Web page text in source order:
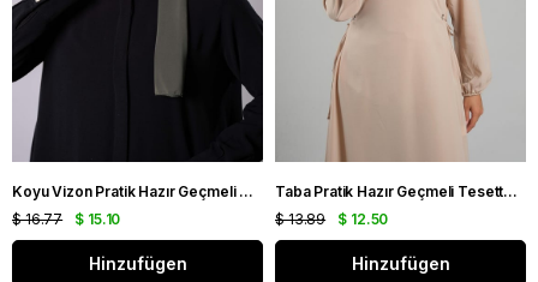
Koyu Vizon Pratik Hazır Geçmeli Tesettür Bone Sandy Kumaş Atkılı 2204_38
$ 15.10
$ 16.77
Hinzufügen
Taba Pratik Hazır Geçmeli Tesettür Bone Sandy Kumaş Büzgülü 2114_33
$ 12.50
$ 13.89
Hinzufügen